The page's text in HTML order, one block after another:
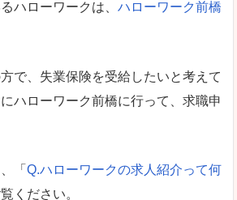
ハローワークは、 ハローワーク前橋
で、失業保険を受給したいと考えて
ハローワーク前橋に行って、求職申
「 Q.ハローワークの求人紹介って何
ください。